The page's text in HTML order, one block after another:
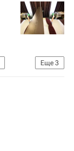
Еще3